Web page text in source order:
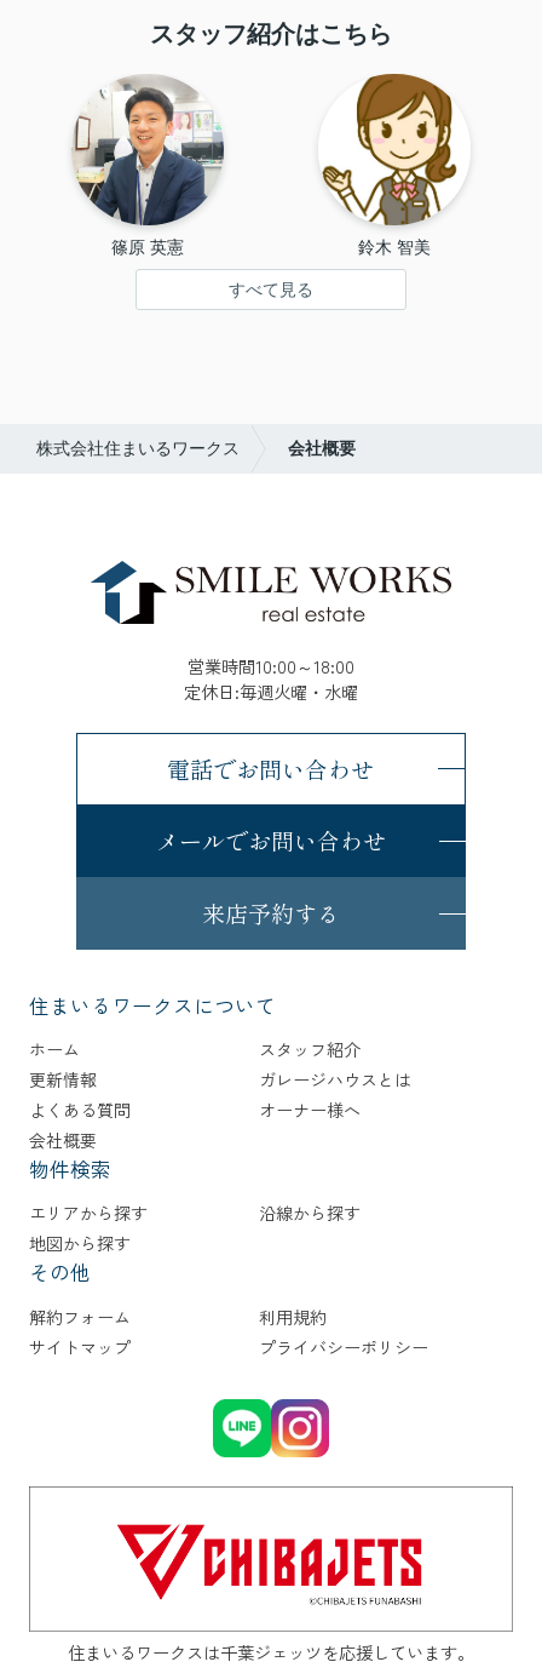
スタッフ紹介はこちら
篠原 英憲 鈴木 智美
すべて見る
株式会社住まいるワークス 会社概要
営業時間10:00～18:00
定休日:毎週火曜・水曜
電話でお問い合わせ
メールでお問い合わせ
来店予約する
住まいるワークスについて
ホーム
スタッフ紹介
更新情報
ガレージハウスとは
よくある質問
オーナー様へ
会社概要
物件検索
エリアから探す
沿線から探す
地図から探す
その他
解約フォーム
利用規約
サイトマップ
プライバシーポリシー
住まいるワークスは千葉ジェッツを応援しています。